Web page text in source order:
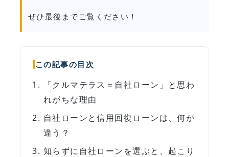
ぜひ最後までご覧ください！
この記事の目次
「クルマテラス＝自社ローン」と思わ
れがちな理由
自社ローンと信用回復ローンは、何が
違う？
知らずに自社ローンを選ぶと、起こり